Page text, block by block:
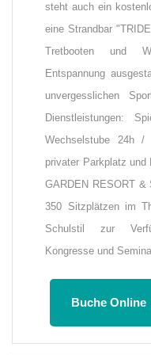
steht auch ein
eine Strandbar
Tretbooten und
Entspannung
unvergesslichen
Dienstleistungen:
Wechselstube 24h /
privater Parkplatz
GARDEN RESORT
350 Sitzplätzen im
Schulstil zur
Kongresse und
Buche Online